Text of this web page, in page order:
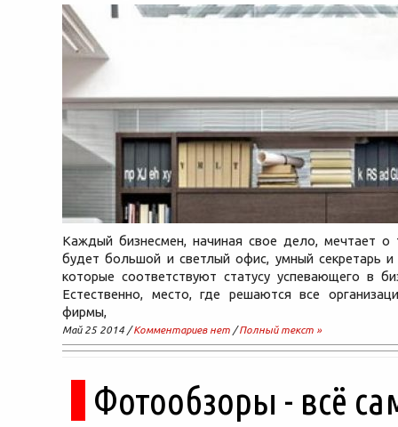
Каждый бизнесмен, начиная свое дело, мечтает о
будет большой и светлый офис, умный секретарь и
которые соответствуют статусу успевающего в
Естественно, место, где решаются все
фирмы,
Май 25 2014 /Комментариев нет /Полный текст »
Фотообзоры - всё